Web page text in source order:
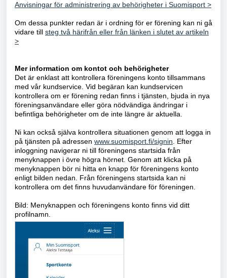
Anvisningar för administrering av behörigheter i Suomisport >
Om dessa punkter redan är i ordning för er förening kan ni gå
vidare till steg två härifrån eller från länken i slutet av artikeln
>
Mer information om kontot och behörigheter
Det är enklast att kontrollera föreningens konto tillsammans
med vår kundservice. Vid begäran kan kundservicen
kontrollera om er förening redan finns i tjänsten, bjuda in nya
föreningsanvändare eller göra nödvändiga ändringar i
befintliga behörigheter om de inte längre är aktuella.
Ni kan också själva kontrollera situationen genom att logga in
på tjänsten på adressen www.suomisport.fi/signin . Efter
inloggning navigerar ni till föreningens startsida från
menyknappen i övre högra hörnet. Genom att klicka på
menyknappen bör ni hitta en knapp för föreningens konto
enligt bilden nedan. Från föreningens startsida kan ni
kontrollera om det finns huvudanvändare för föreningen.
Bild: Menyknappen och föreningens konto finns vid ditt
profilnamn.